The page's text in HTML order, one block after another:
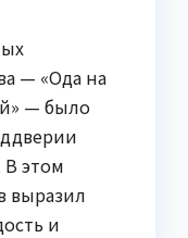
— «Ода на
— было
этом
выразил
и